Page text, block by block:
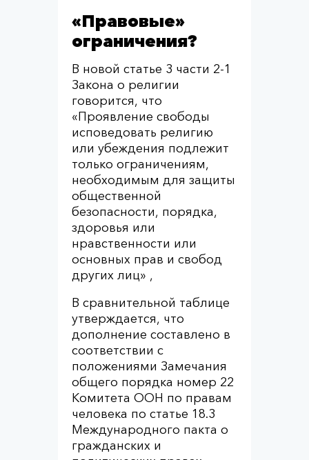
«Правовые»
ограничения?
В новой статье 3 части 2-1
Закона о религии
говорится, что
«Проявление свободы
исповедовать религию
или убеждения подлежит
только ограничениям,
необходимым для защиты
общественной
безопасности, порядка,
здоровья или
нравственности или
основных прав и свобод
других лиц» ,
В сравнительной таблице
утверждается, что
дополнение составлено в
соответствии с
положениями Замечания
общего порядка номер 22
Комитета ООН по правам
человека по статье 18.3
Международного пакта о
гражданских и